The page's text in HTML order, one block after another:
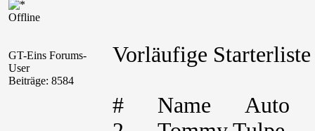
Offline
GT-Eins Forums-
User
Beiträge: 8584
Vorläufige
# Name Auto